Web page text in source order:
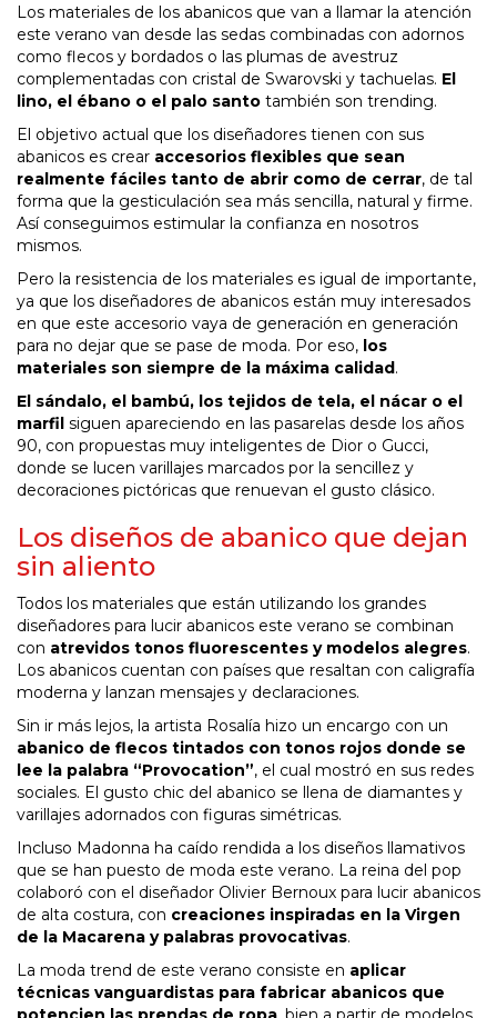
Los materiales de los abanicos que van a llamar la atención
este verano van desde las sedas combinadas con adornos
como flecos y bordados o las plumas de avestruz
complementadas con cristal de Swarovski y tachuelas. El
lino, el ébano o el palo santo también son trending.
El objetivo actual que los diseñadores tienen con sus
abanicos es crear accesorios flexibles que sean
realmente fáciles tanto de abrir como de cerrar, de tal
forma que la gesticulación sea más sencilla, natural y firme.
Así conseguimos estimular la confianza en nosotros
mismos.
Pero la resistencia de los materiales es igual de importante,
ya que los diseñadores de abanicos están muy interesados
en que este accesorio vaya de generación en generación
para no dejar que se pase de moda. Por eso, los
materiales son siempre de la máxima calidad.
El sándalo, el bambú, los tejidos de tela, el nácar o el
marfil siguen apareciendo en las pasarelas desde los años
90, con propuestas muy inteligentes de Dior o Gucci,
donde se lucen varillajes marcados por la sencillez y
decoraciones pictóricas que renuevan el gusto clásico.
Los diseños de abanico que dejan
sin aliento
Todos los materiales que están utilizando los grandes
diseñadores para lucir abanicos este verano se combinan
con atrevidos tonos fluorescentes y modelos alegres.
Los abanicos cuentan con países que resaltan con caligrafía
moderna y lanzan mensajes y declaraciones.
Sin ir más lejos, la artista Rosalía hizo un encargo con un
abanico de flecos tintados con tonos rojos donde se
lee la palabra “Provocation”, el cual mostró en sus redes
sociales. El gusto chic del abanico se llena de diamantes y
varillajes adornados con figuras simétricas.
Incluso Madonna ha caído rendida a los diseños llamativos
que se han puesto de moda este verano. La reina del pop
colaboró con el diseñador Olivier Bernoux para lucir abanicos
de alta costura, con creaciones inspiradas en la Virgen
de la Macarena y palabras provocativas.
La moda trend de este verano consiste en aplicar
técnicas vanguardistas para fabricar abanicos que